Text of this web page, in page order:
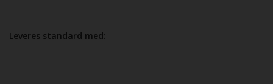
Leveres standard med: